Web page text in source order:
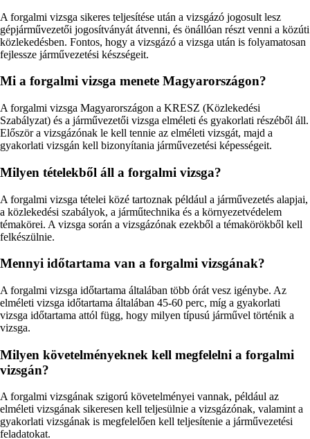
A forgalmi vizsga sikeres teljesítése után a vizsgázó jogosult lesz
gépjárművezetői jogosítványát átvenni, és önállóan részt venni a közúti
közlekedésben. Fontos, hogy a vizsgázó a vizsga után is folyamatosan
fejlessze járművezetési készségeit.
Mi a forgalmi vizsga menete Magyarországon?
A forgalmi vizsga Magyarországon a KRESZ (Közlekedési
Szabályzat) és a járművezetői vizsga elméleti és gyakorlati részéből áll.
Először a vizsgázónak le kell tennie az elméleti vizsgát, majd a
gyakorlati vizsgán kell bizonyítania járművezetési képességeit.
Milyen tételekből áll a forgalmi vizsga?
A forgalmi vizsga tételei közé tartoznak például a járművezetés alapjai,
a közlekedési szabályok, a járműtechnika és a környezetvédelem
témakörei. A vizsga során a vizsgázónak ezekből a témakörökből kell
felkészülnie.
Mennyi időtartama van a forgalmi vizsgának?
A forgalmi vizsga időtartama általában több órát vesz igénybe. Az
elméleti vizsga időtartama általában 45-60 perc, míg a gyakorlati
vizsga időtartama attól függ, hogy milyen típusú járművel történik a
vizsga.
Milyen követelményeknek kell megfelelni a forgalmi
vizsgán?
A forgalmi vizsgának szigorú követelményei vannak, például az
elméleti vizsgának sikeresen kell teljesülnie a vizsgázónak, valamint a
gyakorlati vizsgának is megfelelően kell teljesítenie a járművezetési
feladatokat.